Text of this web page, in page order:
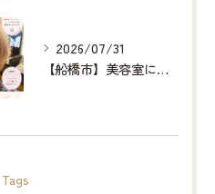
2026/07/31
【船橋市】美容室に行けない…をなくしたい✂️✨
Tags